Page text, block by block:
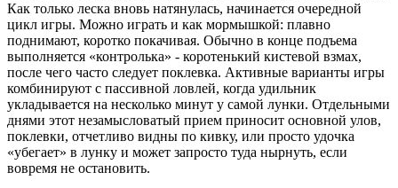
Как только леска вновь натянулась, начинается очередной
цикл игры. Можно играть и как мормышкой: плавно
поднимают, коротко покачивая. Обычно в конце подъема
выполняется «контролька» - коротенький кистевой взмах,
после чего часто следует поклевка. Активные варианты игры
комбинируют с пассивной ловлей, когда удильник
укладывается на несколько минут у самой лунки. Отдельными
днями этот незамысловатый прием приносит основной улов,
поклевки, отчетливо видны по кивку, или просто удочка
«убегает» в лунку и может запросто туда нырнуть, если
вовремя не остановить.